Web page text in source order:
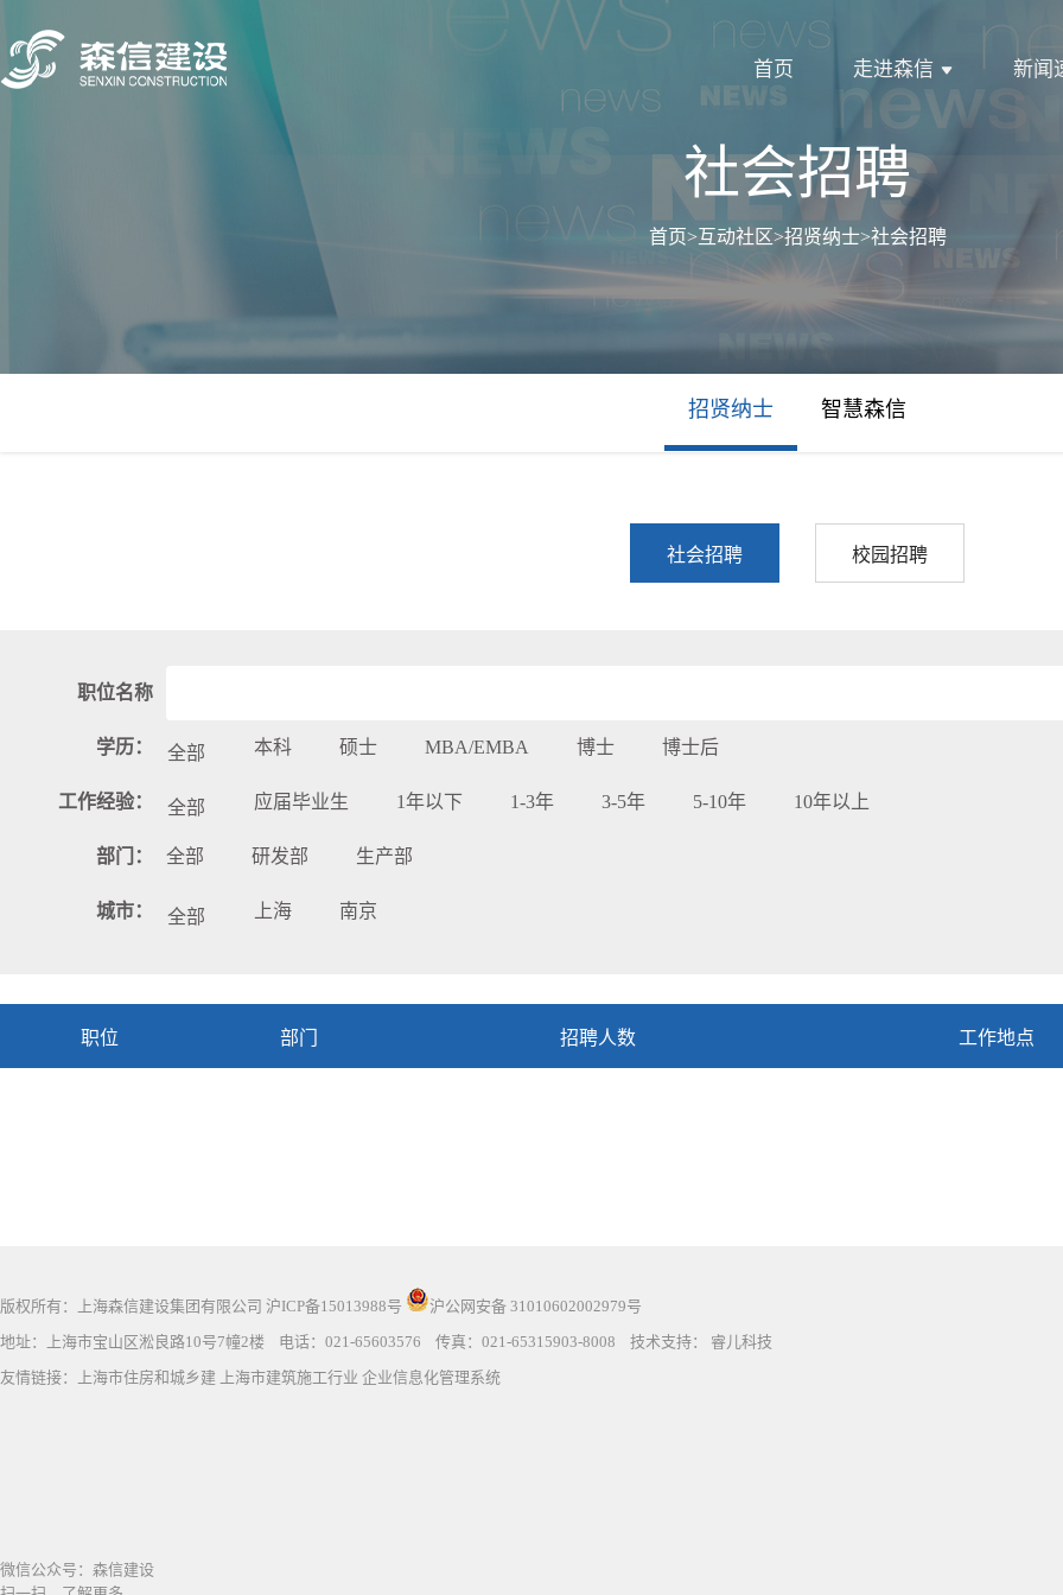
首页 走进森信 新闻
社会招聘
首页>互动社区>招贤纳士>社会招聘
招贤纳士 智慧森信
社会招聘 校园招聘
职位名称
学历： 全部 本科 硕士 MBA/EMBA 博士 博士后
工作经验： 全部 应届毕业生 1年以下 1-3年 3-5年 5-10年 10年以上
部门： 全部 研发部 生产部
城市： 全部 上海 南京
职位 部门 招聘人数 工作地点
版权所有：上海森信建设集团有限公司 沪ICP备15013988号
沪公网安备 31010602002979号
地址：上海市宝山区淞良路10号7幢2楼 电话：021-65603576 传真：021-65315903-8008 技术支持：
睿儿科技
友情链接：
上海市住房和城乡建 上海市建筑施工行业 企业信息化管理系统
微信公众号：森信建设